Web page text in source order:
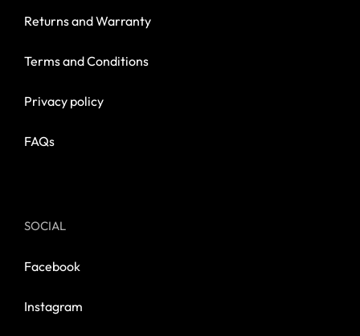
Returns and Warranty
Terms and Conditions
Privacy policy
FAQs
SOCIAL
Facebook
Instagram